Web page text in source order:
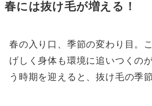
春には抜け毛が増える！
春の入り口、季節の変わり目。
げしく身体も環境に追いつくの
う時期を迎えると、抜け毛の季